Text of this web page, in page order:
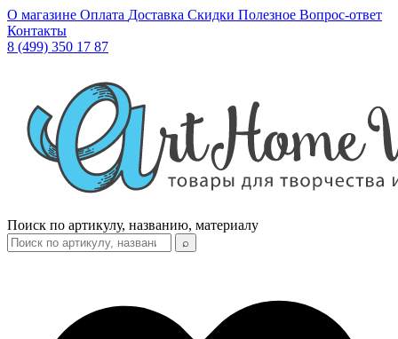
О магазине Оплата Доставка Скидки Полезное Вопрос-ответ
Контакты
8 (499) 350 17 87
Поиск по артикулу, названию, материалу
⌕